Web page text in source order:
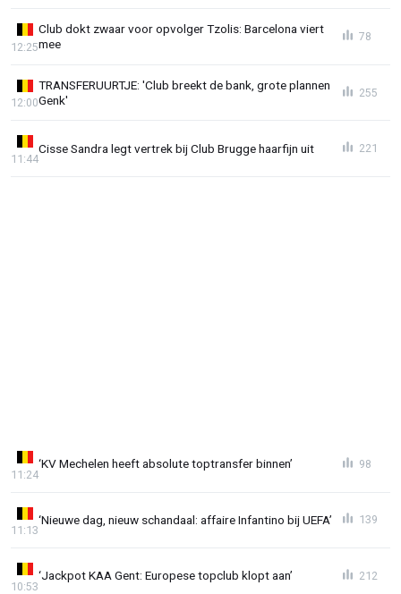
Club dokt zwaar voor opvolger Tzolis: Barcelona viert
mee
12:25
78
TRANSFERUURTJE: 'Club breekt de bank, grote plannen
Genk'
12:00
255
Cisse Sandra legt vertrek bij Club Brugge haarfijn uit
11:44
221
‘KV Mechelen heeft absolute toptransfer binnen’
11:24
98
‘Nieuwe dag, nieuw schandaal: affaire Infantino bij UEFA’
11:13
139
‘Jackpot KAA Gent: Europese topclub klopt aan’
10:53
212